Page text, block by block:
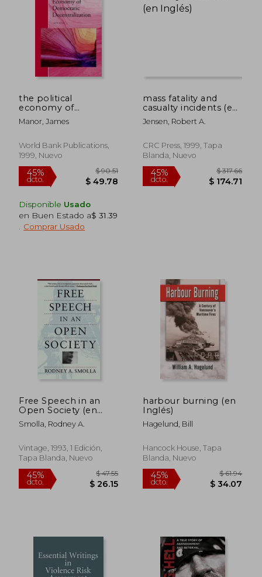
40%
dcto. $ 101.03
dcto. $ 50.47
45%
dcto.
the political
economy of
democratic
decentralization (en
Manor, James
World Bank Publications,
1999, Nuevo
Disponible Usado
en Buen Estado a$ 31.39
Comprar Usado
mass fatality and
casualty incidents (en
Inglés)
Jensen, Robert A.
CRC Press, 1999, Tapa
Blanda, Nuevo
Free Speech in an
Open Society (en
Inglés)
Smolla, Rodney A.
Vintage, 1993, 1 Edición,
Tapa Blanda, Nuevo
harbour burning (en
Inglés)
Hagelund, Bill
Hancock House, Tapa
Blanda, Nuevo